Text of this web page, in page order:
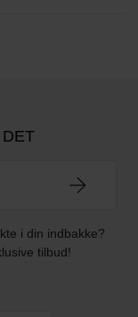
i din indbakke?
tilbud!